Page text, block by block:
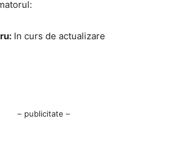
In curs de actualizare
– publicitate –